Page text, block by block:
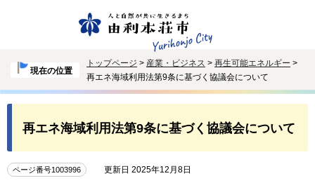
現在の位置
トップページ > 産業・ビジネス > 再生可能エネルギー >
再エネ海域利用法第9条に基づく協議会について
再エネ海域利用法第9条に基づく協議会について
ページ番号1003996 更新日 2025年12月8日